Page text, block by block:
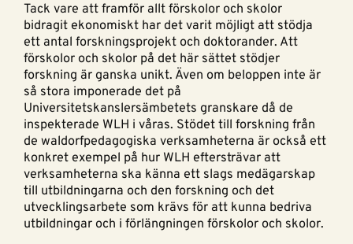
Tack vare att framför allt förskolor och skolor
bidragit ekonomiskt har det varit möjligt att stödja
ett antal forskningsprojekt och doktorander. Att
förskolor och skolor på det här sättet stödjer
forskning är ganska unikt. Även om beloppen inte är
så stora imponerade det på
Universitetskanslersämbetets granskare då de
inspekterade WLH i våras. Stödet till forskning från
de waldorfpedagogiska verksamheterna är också ett
konkret exempel på hur WLH eftersträvar att
verksamheterna ska känna ett slags medägarskap
till utbildningarna och den forskning och det
utvecklingsarbete som krävs för att kunna bedriva
utbildningar och i förlängningen förskolor och skolor.